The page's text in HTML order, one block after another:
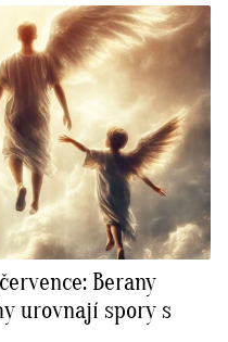
Berany
urovnají spory s